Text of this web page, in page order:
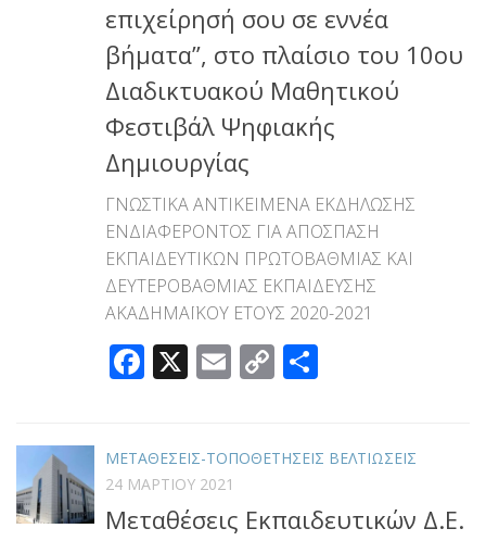
επιχείρησή σου σε εννέα
βήματα”, στο πλαίσιο του 10ου
Διαδικτυακού Μαθητικού
Φεστιβάλ Ψηφιακής
Δημιουργίας
ΓΝΩΣΤΙΚΑ ΑΝΤΙΚΕΙΜΕΝΑ ΕΚΔΗΛΩΣΗΣ
ΕΝΔΙΑΦΕΡΟΝΤΟΣ ΓΙΑ ΑΠΟΣΠΑΣΗ
ΕΚΠΑΙΔΕΥΤΙΚΩΝ ΠΡΩΤΟΒΑΘΜΙΑΣ ΚΑΙ
ΔΕΥΤΕΡΟΒΑΘΜΙΑΣ ΕΚΠΑΙΔΕΥΣΗΣ
ΑΚΑΔΗΜΑΪΚΟΥ ΕΤΟΥΣ 2020-2021
Facebook
X Email
Copy
ΜΕΤΑΘΕΣΕΙΣ-ΤΟΠΟΘΕΤΗΣΕΙΣ ΒΕΛΤΙΩΣΕΙΣ
24 ΜΑΡΤΊΟΥ 2021
Μεταθέσεις Εκπαιδευτικών Δ.Ε.